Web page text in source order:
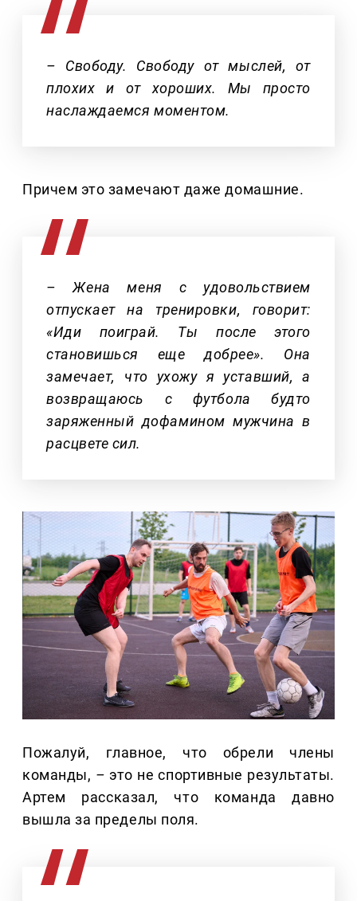
– Свободу. Свободу от мыслей, от
плохих и от хороших. Мы просто
наслаждаемся моментом.
Причем это замечают даже домашние.
– Жена меня с удовольствием
отпускает на тренировки, говорит:
«Иди поиграй. Ты после этого
становишься еще добрее». Она
замечает, что ухожу я уставший, а
возвращаюсь с футбола будто
заряженный дофамином мужчина в
расцвете сил.
Пожалуй, главное, что обрели члены
команды, – это не спортивные результаты.
Артем рассказал, что команда давно
вышла за пределы поля.